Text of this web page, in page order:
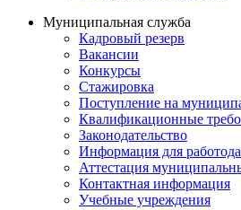
Муниципальная служба
Кадровый резерв
Вакансии
Конкурсы
Стажировка
Поступление на
Квалификационные
Законодательство
Информация для
Аттестация
Контактная информация
Учебные учреждения